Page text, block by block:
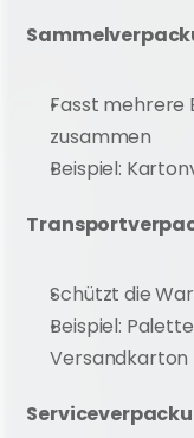
Fasst mehrere
zusammen
Beispiel:
Schützt die
Beispiel:
Versandkarton